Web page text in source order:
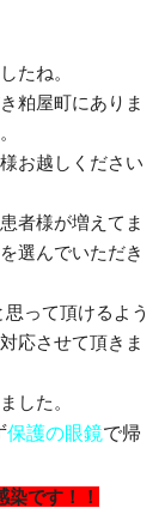
たね。
粕屋町にありま
お越しください
者様が増えてま
選んでいただき
思って頂けるよう
応させて頂きま
した。
保護の眼鏡で帰
染です！！